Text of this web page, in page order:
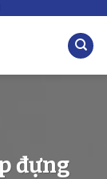
đựng